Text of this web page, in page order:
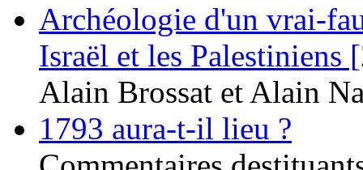
Archéologie d'un vrai-
Israël et les Palestiniens
Alain Brossat et Alain
1793 aura-t-il lieu ?